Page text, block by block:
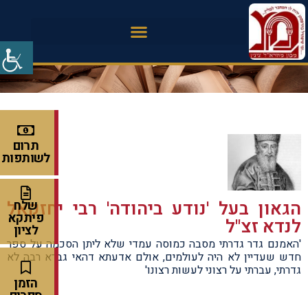
הגאון בעל 'נודע ביהודה' רבי יחזקאל
לנדא זצ"ל
'האמנם גדר גדרתי מסבה כמוסה עמדי שלא ליתן הסכמה על ספר
חדש שעדיין לא היה לעולמים, אולם אדעתא דהאי גברא רבה לא
גדרתי, עברתי על רצוני לעשות רצונו'
תרום
לשותפות
שלח
פיתקא
לציון
הזמן